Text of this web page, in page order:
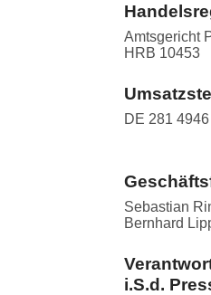
Amtsgericht
HRB 10453
DE 281
Sebastian
Bernhard
i.S.d.